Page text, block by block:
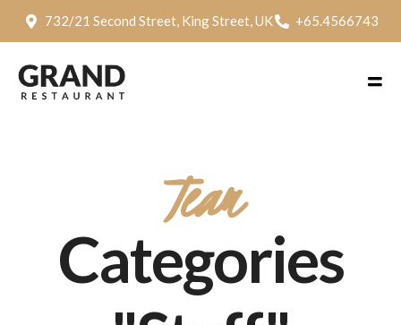
732/21 Second Street, King Street, UK +65.4566743
Team
Categories